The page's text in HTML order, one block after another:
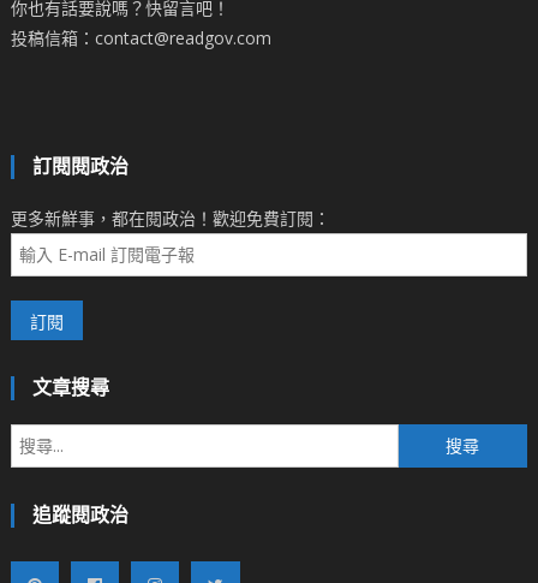
你也有話要說嗎？快留言吧！
投稿信箱：contact@readgov.com
訂閱閱政治
更多新鮮事，都在閱政治！歡迎免費訂閱：
文章搜尋
尋
追蹤閱政治